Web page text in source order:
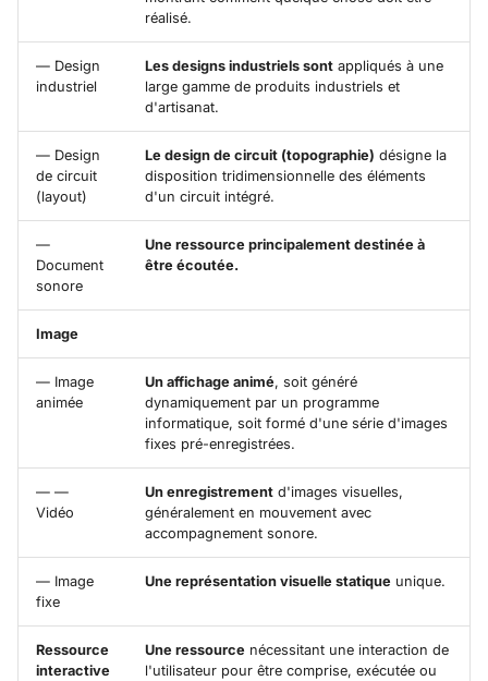
réalisé.
— Design
industriel
Les designs industriels sont appliqués à une
large gamme de produits industriels et
d'artisanat.
— Design
de circuit
(layout)
Le design de circuit (topographie) désigne la
disposition tridimensionnelle des éléments
d'un circuit intégré.
—
Document
sonore
Une ressource principalement destinée à
être écoutée.
Image
— Image
animée
Un affichage animé, soit généré
dynamiquement par un programme
informatique, soit formé d'une série d'images
fixes pré-enregistrées.
— —
Vidéo
Un enregistrement d'images visuelles,
généralement en mouvement avec
accompagnement sonore.
— Image
fixe
Une représentation visuelle statique unique.
Ressource
interactive
Une ressource nécessitant une interaction de
l'utilisateur pour être comprise, exécutée ou